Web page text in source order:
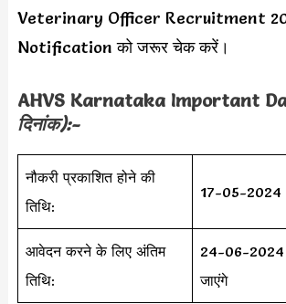
Veterinary Officer Recruitment
Notification को जरूर चेक करें।
AHVS Karnataka Important
दिनांक):-
नौकरी प्रकाशित होने की
तिथि:
17-05-2024
आवेदन करने के लिए अंतिम
तिथि:
24-06-2024
जाएंगे